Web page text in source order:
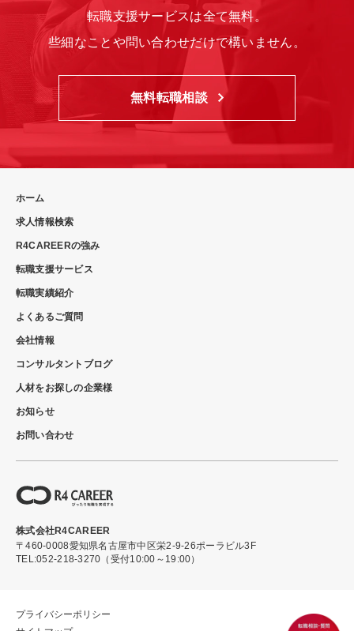
転職支援サービスは全て無料。
些細なことや問い合わせだけで構いません。
無料転職相談
ホーム
求人情報検索
R4CAREERの強み
転職支援サービス
転職実績紹介
よくあるご質問
会社情報
コンサルタントブログ
人材をお探しの企業様
お知らせ
お問い合わせ
株式会社R4CAREER
〒460-0008愛知県名古屋市中区栄2-9-26ポーラビル3F
TEL:052-218-3270（受付10:00～19:00）
プライバシーポリシー